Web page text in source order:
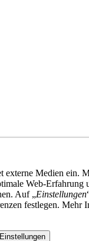
externe Medien
Web-Erfahrung
Auf „Einstellungen
festlegen. Mehr
Einstellungen